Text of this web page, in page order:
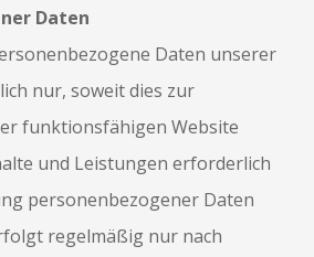
Daten
Daten unserer
nur, soweit dies zur
funktionsfähigen Website
und Leistungen erforderlich
personenbezogener Daten
regelmäßig nur nach